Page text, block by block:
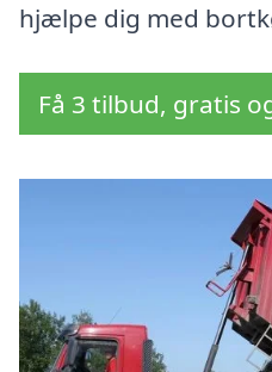
hjælpe dig med
Få 3 tilbud, gratis